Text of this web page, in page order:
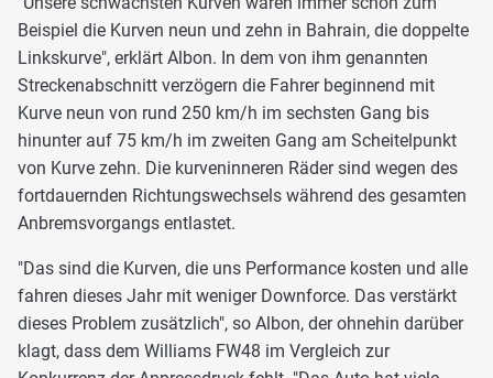
Beispiel die Kurven neun und zehn in Bahrain, die doppelte
Linkskurve", erklärt Albon. In dem von ihm genannten
Streckenabschnitt verzögern die Fahrer beginnend mit
Kurve neun von rund 250 km/h im sechsten Gang bis
hinunter auf 75 km/h im zweiten Gang am Scheitelpunkt
von Kurve zehn. Die kurveninneren Räder sind wegen des
fortdauernden Richtungswechsels während des gesamten
Anbremsvorgangs entlastet.
"Das sind die Kurven, die uns Performance kosten und alle
fahren dieses Jahr mit weniger Downforce. Das verstärkt
dieses Problem zusätzlich", so Albon, der ohnehin darüber
klagt, dass dem Williams FW48 im Vergleich zur